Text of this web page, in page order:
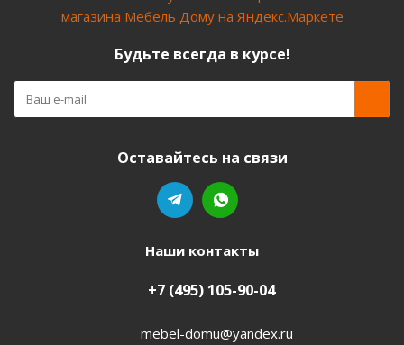
Будьте всегда в курсе!
Оставайтесь на связи
Наши контакты
+7 (495) 105-90-04
mebel-domu@yandex.ru